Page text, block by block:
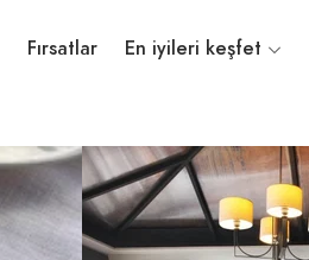
Fırsatlar En iyileri keşfet